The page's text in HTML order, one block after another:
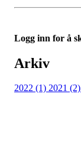
Logg inn for å
Arkiv
2022 (1) 2021 (2)